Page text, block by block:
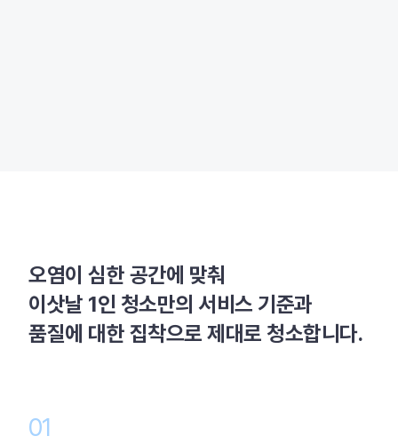
오염이 심한 공간에 맞춰
이삿날 1인 청소만의 서비스 기준과
품질에 대한 집착으로 제대로 청소합니다.
01